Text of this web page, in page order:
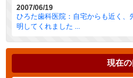
2007/06/19
ひろた歯科医院：自宅からも近く
明してくれました ...
現在の